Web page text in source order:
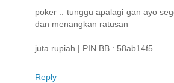
poker .. tunggu apalagi gan ayo
dan menangkan ratusan
juta rupiah | PIN BB : 58ab14f5
Reply